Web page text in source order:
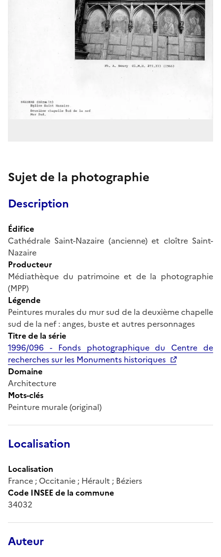
Sujet de la photographie
Description
Édifice
Cathédrale Saint-Nazaire (ancienne) et cloître Saint-
Nazaire
Producteur
Médiathèque du patrimoine et de la photographie
(MPP)
Légende
Peintures murales du mur sud de la deuxième chapelle
sud de la nef : anges, buste et autres personnages
Titre de la série
1996/096 - Fonds photographique du Centre de
recherches sur les Monuments historiques
Domaine
Architecture
Mots-clés
Peinture murale (original)
Localisation
Localisation
France ; Occitanie ; Hérault ; Béziers
Code INSEE de la commune
34032
Auteur